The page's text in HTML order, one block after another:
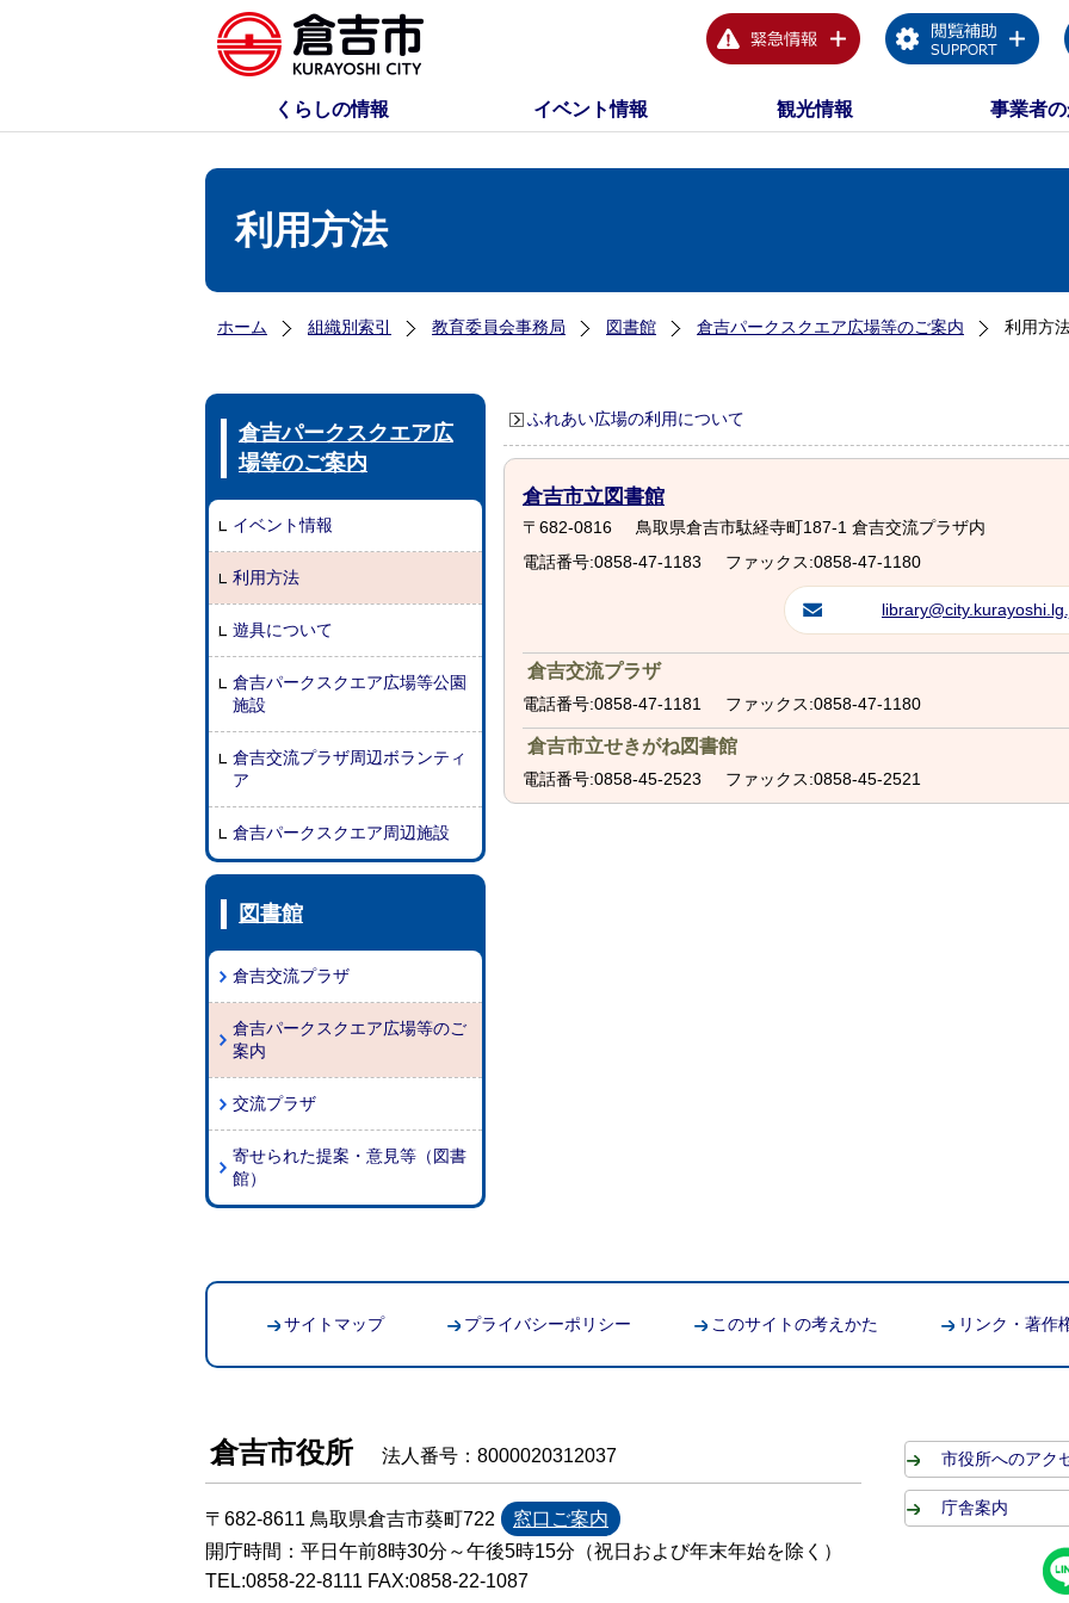
くらしの情報 イベント情報 観光情報 事業者
利用方法
ホーム 組織別索引 教育委員会事務局 図書館 倉吉パークスクエア広場等のご案内 利用方
倉吉パークスクエア広
場等のご案内
イベント情報
利用方法
遊具について
倉吉パークスクエア広場等公園
施設
倉吉交流プラザ周辺ボランティ
ア
倉吉パークスクエア周辺施設
図書館
倉吉交流プラザ
倉吉パークスクエア広場等のご
案内
交流プラザ
寄せられた提案・意見等（図書
館）
ふれあい広場の利用について
倉吉市立図書館
〒682-0816
鳥取県倉吉市駄経寺町187-1 倉吉交流プラザ内
電話番号:0858-47-1183
ファックス:0858-47-1180
倉吉交流プラザ
電話番号:0858-47-1181 ファックス:0858-47-1180
倉吉市立せきがね図書館
電話番号:0858-45-2523 ファックス:0858-45-2521
サイトマップ プライバシーポリシー このサイトの考えかた リンク・著作
倉吉市役所 法人番号：8000020312037
〒682-8611 鳥取県倉吉市葵町722
窓口ご案内
開庁時間：平日午前8時30分～午後5時15分（祝日および年末年始を除く）
TEL:0858-22-8111 FAX:0858-22-1087
市役所へのアク
庁舎案内